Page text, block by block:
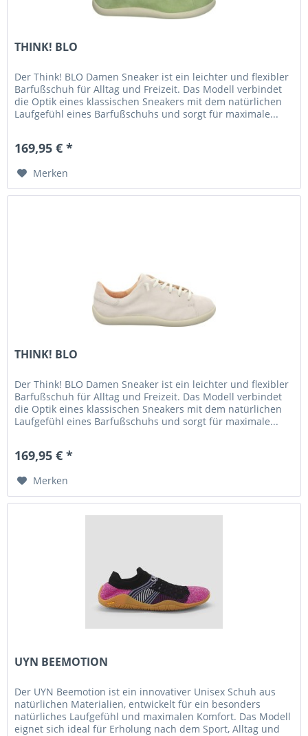
THINK! BLO
Der Think! BLO Damen Sneaker ist ein leichter und flexibler
Barfußschuh für Alltag und Freizeit. Das Modell verbindet
die Optik eines klassischen Sneakers mit dem natürlichen
Laufgefühl eines Barfußschuhs und sorgt für maximale...
169,95 € *
Merken
THINK! BLO
Der Think! BLO Damen Sneaker ist ein leichter und flexibler
Barfußschuh für Alltag und Freizeit. Das Modell verbindet
die Optik eines klassischen Sneakers mit dem natürlichen
Laufgefühl eines Barfußschuhs und sorgt für maximale...
169,95 € *
Merken
UYN BEEMOTION
Der UYN Beemotion ist ein innovativer Unisex Schuh aus
natürlichen Materialien, entwickelt für ein besonders
natürliches Laufgefühl und maximalen Komfort. Das Modell
eignet sich ideal für Erholung nach dem Sport, Alltag und